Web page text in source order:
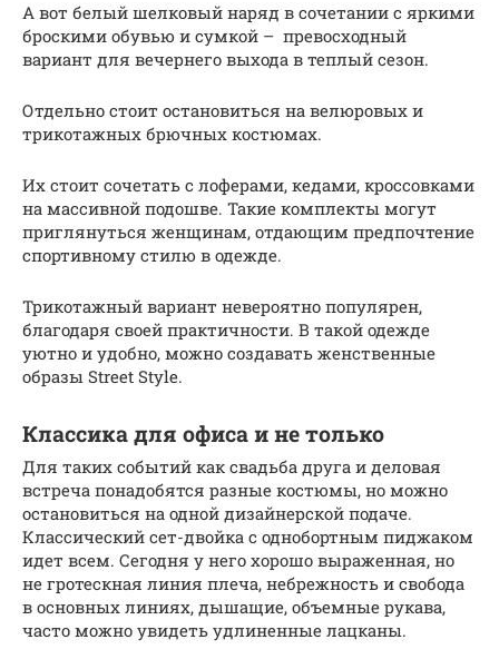
А вот белый шелковый наряд в сочетании с яркими
броскими обувью и сумкой – превосходный
вариант для вечернего выхода в теплый сезон.
Отдельно стоит остановиться на велюровых и
трикотажных брючных костюмах.
Их стоит сочетать с лоферами, кедами, кроссовками
на массивной подошве. Такие комплекты могут
приглянуться женщинам, отдающим предпочтение
спортивному стилю в одежде.
Трикотажный вариант невероятно популярен,
благодаря своей практичности. В такой одежде
уютно и удобно, можно создавать женственные
образы Street Style.
Классика для офиса и не только
Для таких событий как свадьба друга и деловая
встреча понадобятся разные костюмы, но можно
остановиться на одной дизайнерской подаче.
Классический сет-двойка с однобортным пиджаком
идет всем. Сегодня у него хорошо выраженная, но
не гротескная линия плеча, небрежность и свобода
в основных линиях, дышащие, объемные рукава,
часто можно увидеть удлиненные лацканы.